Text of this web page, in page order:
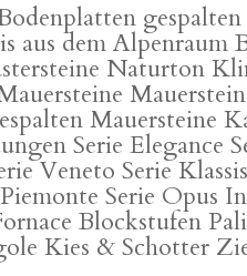
aus dem Alpenraum
Naturton
Mauersteine
Serie Elegance
Veneto Serie
Serie Opus
Blockstufen
Kies & Schotter